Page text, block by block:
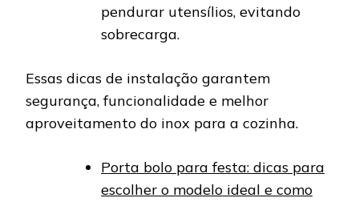
pendurar utensílios, evitando
sobrecarga.
Essas dicas de instalação garantem
segurança, funcionalidade e melhor
aproveitamento do inox para a cozinha.
Porta bolo para festa: dicas para
escolher o modelo ideal e como